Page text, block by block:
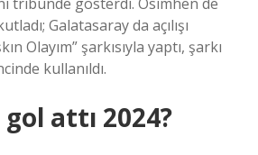
Galatasaray da açılışı
Olayım” şarkısıyla yaptı, şarkı
kullanıldı.
attı 2024?